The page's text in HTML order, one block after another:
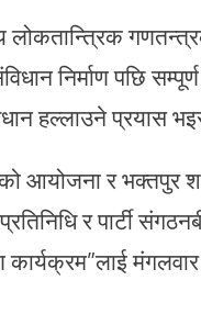
लोकतान्त्रिक
निर्माण पछि
हल्लाउने प्रयास
आयोजना र भक्तपुर
र पार्टी